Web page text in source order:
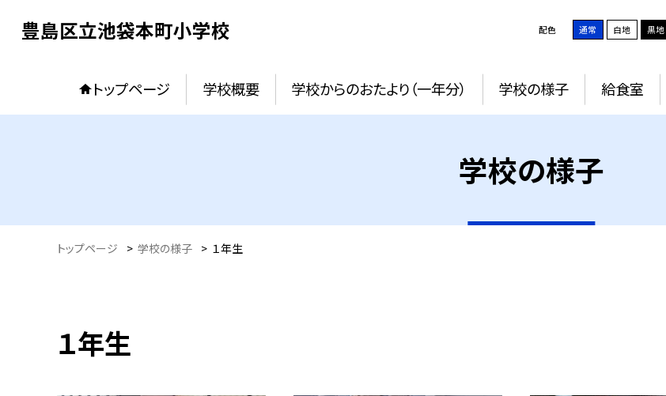
豊島区立池袋本町小学校 配色 通常 白地 黒地
トップページ 学校概要 学校からのおたより（一年分） 学校の様子 給食室
学校の様子
トップページ > 学校の様子 > １年生
１年生